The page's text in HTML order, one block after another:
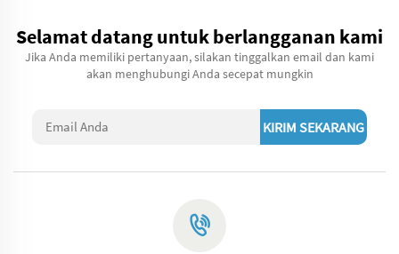
Selamat datang untuk berlangganan kami
Jika Anda memiliki pertanyaan, silakan tinggalkan email dan kami
akan menghubungi Anda secepat mungkin
KIRIM SEKARANG